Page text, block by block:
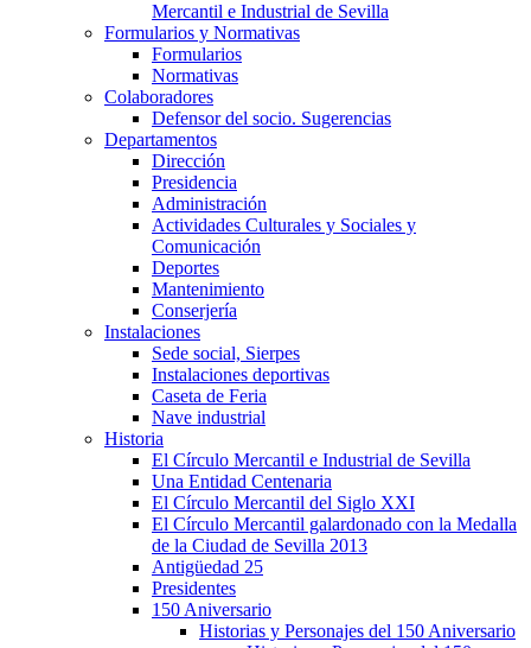
Mercantil e Industrial de Sevilla
Formularios y Normativas
Formularios
Normativas
Colaboradores
Defensor del socio. Sugerencias
Departamentos
Dirección
Presidencia
Administración
Actividades Culturales y Sociales y
Comunicación
Deportes
Mantenimiento
Conserjería
Instalaciones
Sede social, Sierpes
Instalaciones deportivas
Caseta de Feria
Nave industrial
Historia
El Círculo Mercantil e Industrial de Sevilla
Una Entidad Centenaria
El Círculo Mercantil del Siglo XXI
El Círculo Mercantil galardonado con la Medalla
de la Ciudad de Sevilla 2013
Antigüedad 25
Presidentes
150 Aniversario
Historias y Personajes del 150 Aniversario